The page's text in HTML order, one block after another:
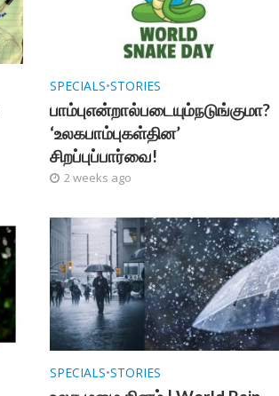
SPECIALS•STORIES
பாம்புஎன்றால்படையும்நடுங்குமா?
‘உலகபாம்புகள்தின’
சிறப்புப்பார்வை!
2 weeks ago
SPECIALS•STORIES